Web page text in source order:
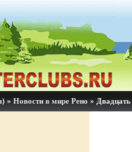
» Новости в мире Рено » Двадцать